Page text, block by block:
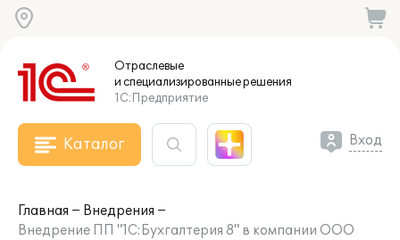
Отраслевые
и специализированныерешения
1С:Предприятие
Каталог Вход
Главная
Внедрения
Внедрение ПП "1С:Бухгалтерия 8" в компании ООО